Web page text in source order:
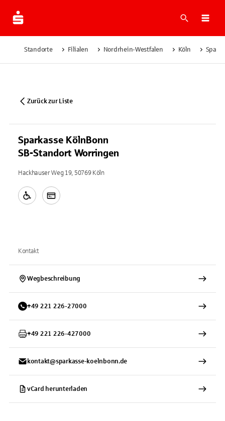
Suche
Standorte Filialen Nordrhein-Westfalen Köln
Zurück zur Liste
Sparkasse KölnBonn
SB-Standort Worringen
Hackhauser Weg 19, 50769 Köln
Kontakt
Wegbeschreibung
+49 221 226-27000
+49 221 226-427000
kontakt@sparkasse-koelnbonn.de
vCard herunterladen